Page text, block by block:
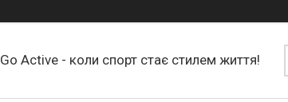
Go Active - коли спорт стає стилем життя!